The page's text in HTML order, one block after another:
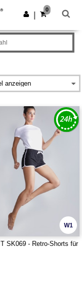
App holen
0
W1
SK069 - Retro-Shorts für